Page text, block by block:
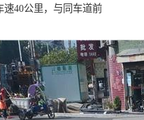
40公里，与同车道前